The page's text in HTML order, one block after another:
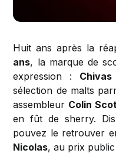
Huit ans après la
ans, la marque de
expression :
sélection de malts
assembleur Colin
en fût de sherry.
pouvez le retrouver
Nicolas, au prix